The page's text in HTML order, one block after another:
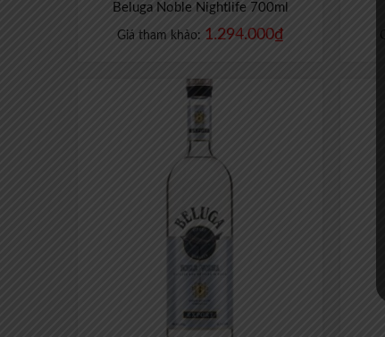
Beluga Noble Nightlife 700ml
Giá tham khảo: 1.294.000₫